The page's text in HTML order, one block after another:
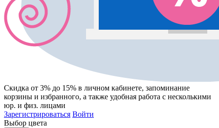
Скидка от 3% до 15% в личном кабинете, запоминание
корзины и избранного, а также удобная работа с несколькими
юр. и физ. лицами
Зарегистрироваться Войти
Выбор цвета